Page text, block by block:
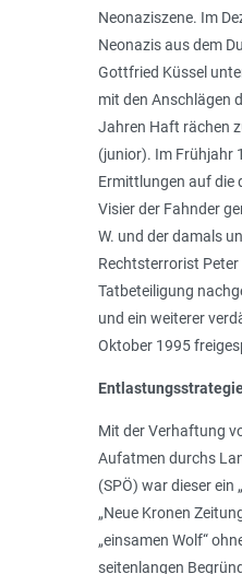
Neonaziszene. Im
Neonazis aus dem
Gottfried Küssel
mit den Anschlägen
Jahren Haft rächen
(junior). Im Frühjahr
Ermittlungen auf die
Visier der Fahnder
W. und der damals
Rechtsterrorist Peter
Tatbeteiligung
und ein weiterer
Oktober 1995
Mit der Verhaftung
Aufatmen durchs
(SPÖ) war dieser ein „
„Neue Kronen
„einsamen Wolf“
seitenlangen